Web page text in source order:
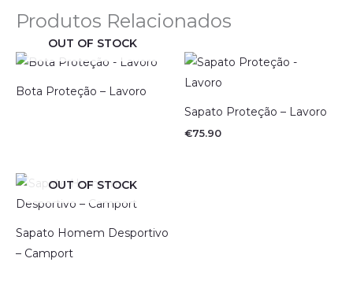
Produtos Relacionados
OUT OF STOCK
Bota Proteção – Lavoro
Sapato Proteção – Lavoro
€75.90
OUT OF STOCK
Sapato Homem Desportivo
– Camport